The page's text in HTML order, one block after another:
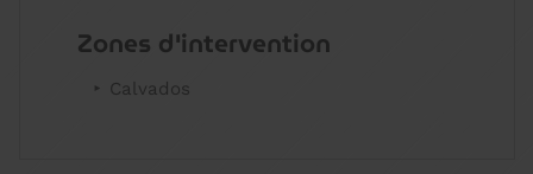
Zones d'intervention
Calvados